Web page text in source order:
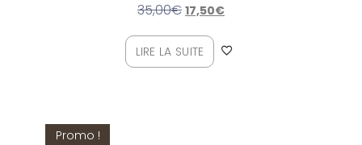
35,00€ 17,50€
LIRE LA SUITE
Promo !